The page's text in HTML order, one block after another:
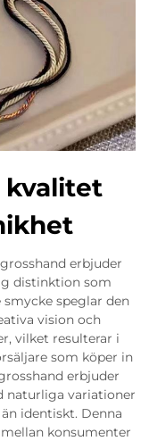
kvalitet
erbjuder
distinktion som
speglar den
vision och
vilket resulterar i
som köper in
erbjuder
naturliga variationer
identiskt. Denna
konsumenter